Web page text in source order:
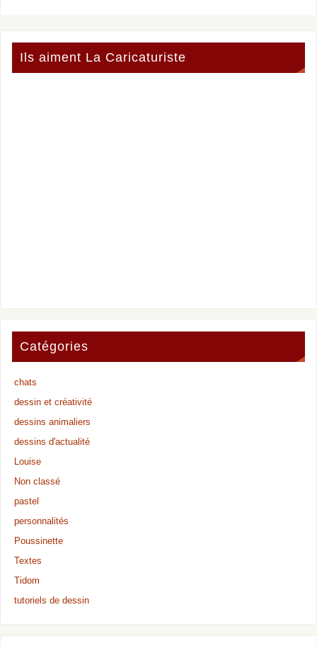
Ils aiment La Caricaturiste
Catégories
chats
dessin et créativité
dessins animaliers
dessins d'actualité
Louise
Non classé
pastel
personnalités
Poussinette
Textes
Tidom
tutoriels de dessin